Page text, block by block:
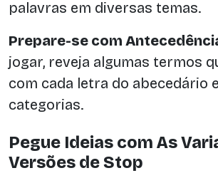
palavras em diversas temas.
Prepare-se com
jogar, reveja algumas termos
com cada letra do abecedário
categorias.
Pegue Ideias com As
Versões de Stop